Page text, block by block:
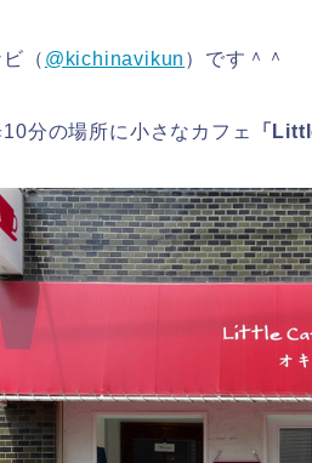
（ @kichinavikun ）です＾＾
分の場所に小さなカフェ 「